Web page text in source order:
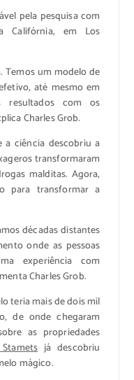
pela pesquisa com
Califórnia, em Los
Temos um modelo de
até mesmo em
resultados com os
Charles Grob.
a ciência descobriu a
transformaram
malditas. Agora,
para transformar a
décadas distantes
onde as pessoas
experiência com
Charles Grob.
teria mais de dois mil
de onde chegaram
as propriedades
já descobriu
mágico.